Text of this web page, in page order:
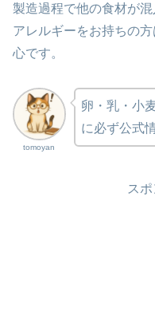
製造過程で他の食材が
アレルギーをお持ちの
心です。
tomoyan
卵・乳・小
に必ず公式
ス